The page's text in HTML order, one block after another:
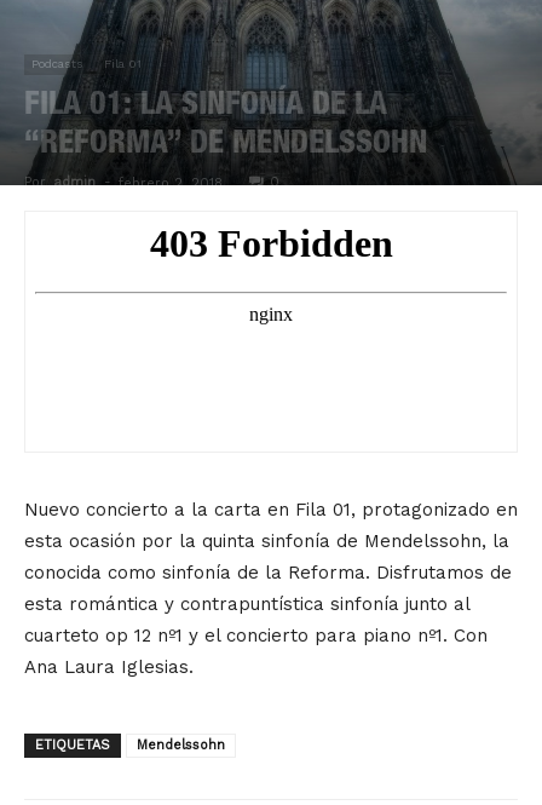
Podcasts Fila 01
FILA 01: LA SINFONÍA DE LA
“REFORMA” DE MENDELSSOHN
Por admin - febrero 2, 2018 0
Nuevo concierto a la carta en Fila 01, protagonizado en
esta ocasión por la quinta sinfonía de Mendelssohn, la
conocida como sinfonía de la Reforma. Disfrutamos de
esta romántica y contrapuntística sinfonía junto al
cuarteto op 12 nº1 y el concierto para piano nº1. Con
Ana Laura Iglesias.
ETIQUETAS Mendelssohn